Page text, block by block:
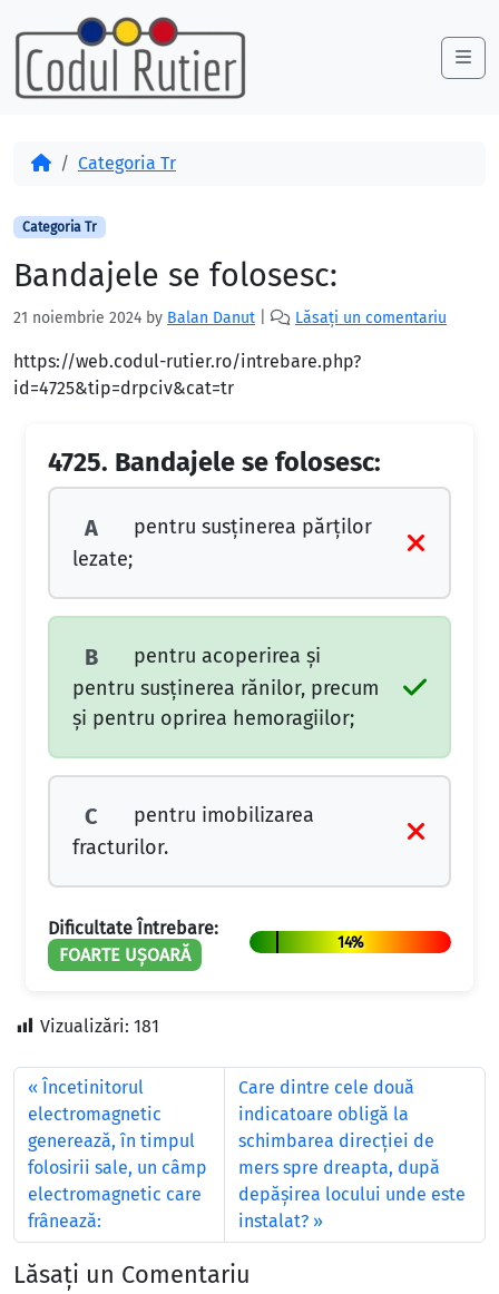
Skip to content
Skip to footer
AcasăCategoria Tr
Categoria Tr
Bandajele se folosesc:
21 noiembrie 2024 by Balan Danut Lăsați un comentariu
https://web.codul-rutier.ro/intrebare.php?
id=4725&tip=drpciv&cat=tr
4725. Bandajele se folosesc:
A
pentru susținerea părților
lezate;
B
pentru acoperirea și
pentru susținerea rănilor, precum
și pentru oprirea hemoragiilor;
C
pentru imobilizarea
fracturilor.
Dificultate Întrebare:
FOARTE UȘOARĂ
14%
Vizualizări: 181
Încetinitorul
electromagnetic
generează, în timpul
folosirii sale, un câmp
electromagnetic care
frânează:
Care dintre cele două
indicatoare obligă la
schimbarea direcţiei de
mers spre dreapta, după
depăşirea locului unde este
instalat?
Lăsați un Comentariu